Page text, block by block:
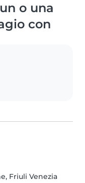
o una
con
Friuli Venezia